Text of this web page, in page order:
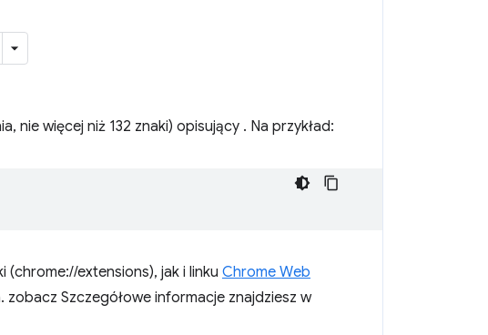
nie więcej niż 132 znaki) opisujący . Na przykład:
extensions), jak i linku Chrome Web
Szczegółowe informacje znajdziesz w